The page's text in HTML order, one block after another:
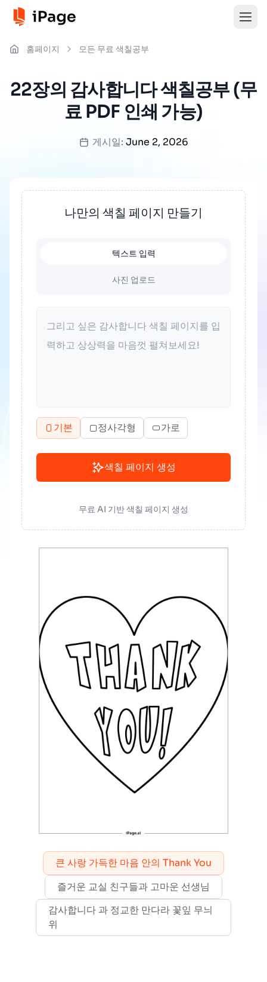
홈페이지 모든 무료 색칠공부
22장의 감사합니다 색칠공부 (무
료 PDF 인쇄 가능)
게시일: June 2, 2026
큰 사랑 가득한 마음 안의 Thank You
즐거운 교실 친구들과 고마운 선생님
감사합니다 과 정교한 만다라 꽃잎 무늬
위
나만의 색칠 페이지 만들기
텍스트 입력
사진 업로드
기본 정사각형 가로
색칠 페이지 생성
무료 AI 기반 색칠 페이지 생성